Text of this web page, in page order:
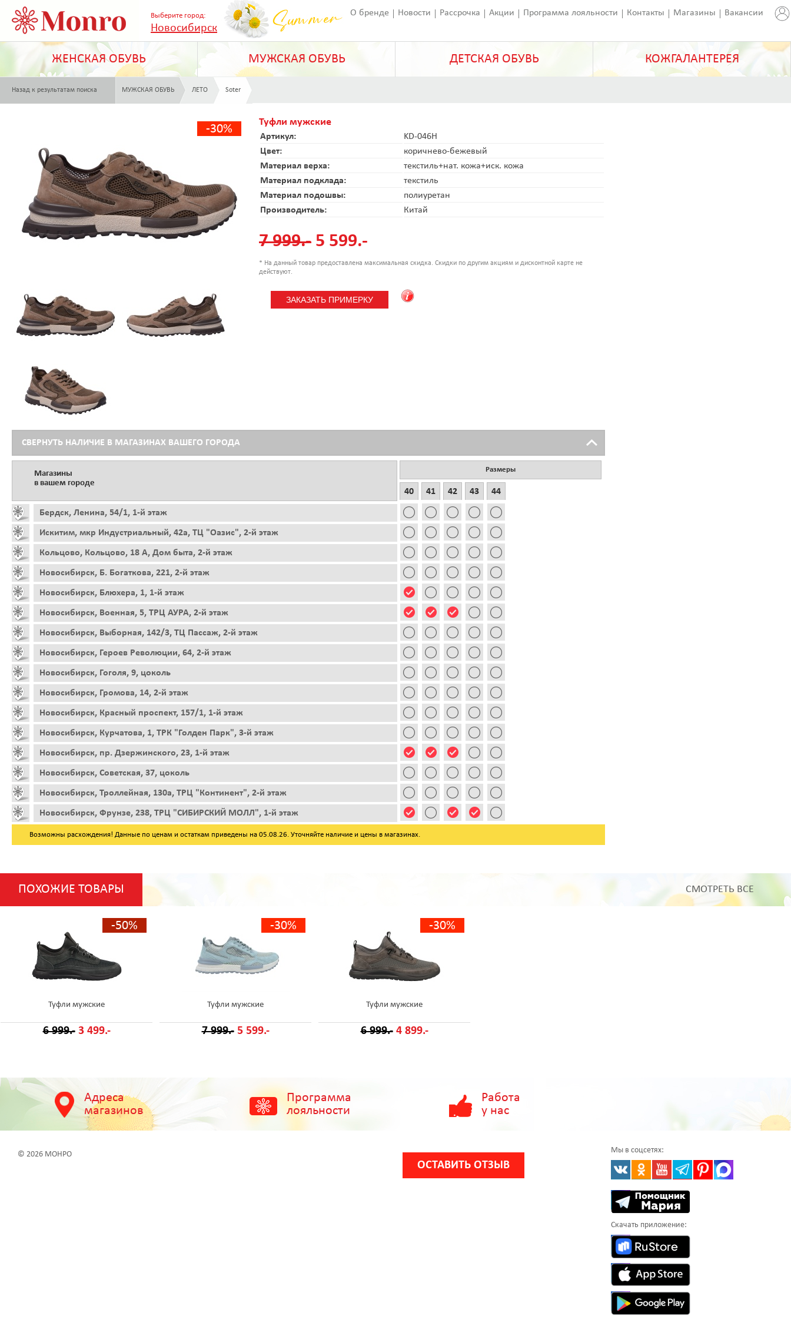
Выберите город:
Новосибирск
О бренде Новости Рассрочка Акции Программа лояльности Контакты Магазины Вакансии
ЖЕНСКАЯ ОБУВЬ МУЖСКАЯ ОБУВЬ ДЕТСКАЯ ОБУВЬ КОЖГАЛАНТЕРЕЯ
Назад к результатам поиска МУЖСКАЯ ОБУВЬ ЛЕТО Soter
-30%
Туфли мужские
Артикул:
KD-046H
Цвет:
коричнево-бежевый
Материал верха:
текстиль+нат. кожа+иск. кожа
Материал подклада:
текстиль
Материал подошвы:
полиуретан
Производитель:
Китай
7 999.- 5 599.-
* На данный товар предоставлена максимальная скидка. Скидки по другим акциям и дисконтной карте не
действуют.
СВЕРНУТЬ НАЛИЧИЕ В МАГАЗИНАХ ВАШЕГО ГОРОДА
Магазины
в вашем городе
Бердск, Ленина, 54/1, 1-й этаж
Искитим, мкр Индустриальный, 42а, ТЦ "Оазис", 2-й этаж
Кольцово, Кольцово, 18 А, Дом быта, 2-й этаж
Новосибирск, Б. Богаткова, 221, 2-й этаж
Новосибирск, Блюхера, 1, 1-й этаж
Новосибирск, Военная, 5, ТРЦ АУРА, 2-й этаж
Новосибирск, Выборная, 142/3, ТЦ Пассаж, 2-й этаж
Новосибирск, Героев Революции, 64, 2-й этаж
Новосибирск, Гоголя, 9, цоколь
Новосибирск, Громова, 14, 2-й этаж
Новосибирск, Красный проспект, 157/1, 1-й этаж
Новосибирск, Курчатова, 1, ТРК "Голден Парк", 3-й этаж
Новосибирск, пр. Дзержинского, 23, 1-й этаж
Новосибирск, Советская, 37, цоколь
Новосибирск, Троллейная, 130а, ТРЦ "Континент", 2-й этаж
Новосибирск, Фрунзе, 238, ТРЦ "СИБИРСКИЙ МОЛЛ", 1-й этаж
Размеры
40 41 42 43 44
Возможны расхождения! Данные по ценам и остаткам приведены на 05.08.26. Уточняйте наличие и цены в магазинах.
ПОХОЖИЕ ТОВАРЫ СМОТРЕТЬ ВСЕ
-50%
Туфли мужские
6 999.- 3 499.-
-30%
Туфли мужские
7 999.- 5 599.-
-30%
Туфли мужские
6 999.- 4 899.-
Адреса
магазинов
Программа
лояльности
Работа
у нас
© 2026 МОНРО
ОСТАВИТЬ ОТЗЫВ
Мы в соцсетях:
Скачать приложение: